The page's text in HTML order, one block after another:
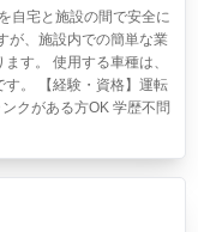
自宅と施設の間で安全に
が、施設内での簡単な業
す。 使用する車種は、
。 【経験・資格】運転
クがある方OK 学歴不問